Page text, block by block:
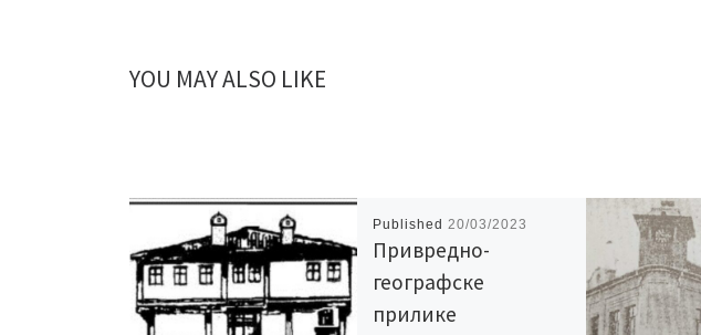
YOU MAY ALSO LIKE
Published 20/03/2023
Привредно-
географске
прилике